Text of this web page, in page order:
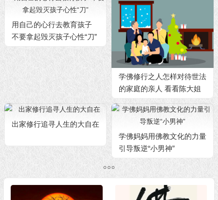
用自己的心行去教育孩子
不要拿起毁灭孩子心性“刀”
学佛修行之人怎样对待世法
的家庭的亲人 看看陈大姐
如何做
出家修行追寻人生的大自在
学佛妈妈用佛教文化的力量
引导叛逆“小男神”